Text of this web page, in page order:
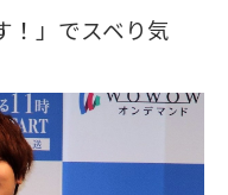
」でスベり気